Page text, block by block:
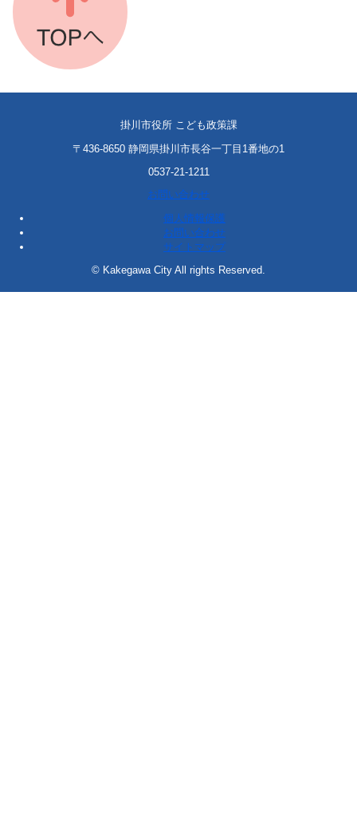
掛川市役所 こども政策課
〒436-8650 静岡県掛川市長谷一丁目1番地の1
0537-21-1211
お問い合わせ
個人情報保護
お問い合わせ
サイトマップ
© Kakegawa City All rights Reserved.